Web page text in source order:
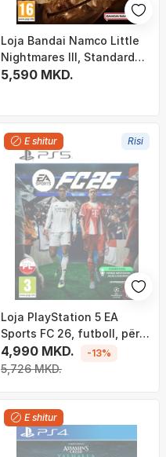
Loja Bandai Namco Little
Nightmares III, Standard
Edition, për PlayStation,
5,590 MKD.
E shitur Risi
Loja PlayStation 5 EA
Sports FC 26, futboll, për
PS5
4,990 MKD.
5,726 MKD.
-13%
E shitur